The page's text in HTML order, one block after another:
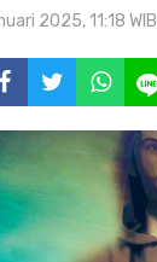
2025, 11:18 WIB